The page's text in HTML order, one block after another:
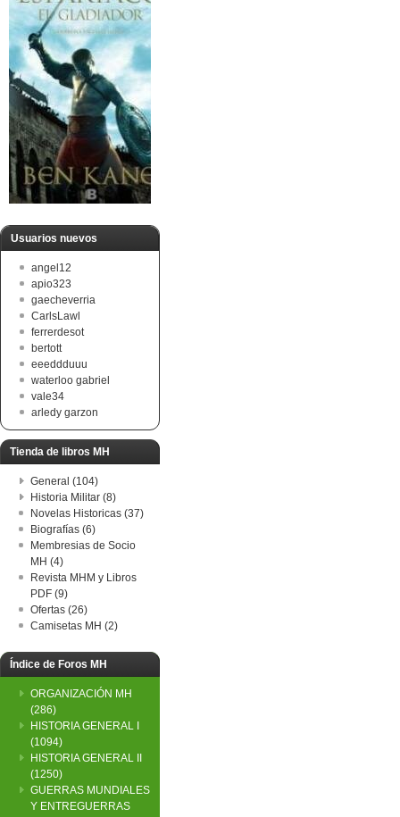
Usuarios nuevos
angel12
apio323
gaecheverria
CarlsLawl
ferrerdesot
bertott
eeeddduuu
waterloo gabriel
vale34
arledy garzon
Tienda de libros MH
General (104)
Historia Militar (8)
Novelas Historicas (37)
Biografías (6)
Membresias de Socio
MH (4)
Revista MHM y Libros
PDF (9)
Ofertas (26)
Camisetas MH (2)
Índice de Foros MH
ORGANIZACIÓN MH
(286)
HISTORIA GENERAL I
(1094)
HISTORIA GENERAL II
(1250)
GUERRAS MUNDIALES
Y ENTREGUERRAS